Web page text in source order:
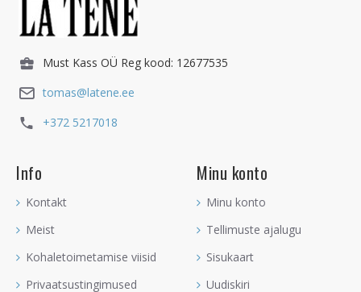
Must Kass OÜ Reg kood: 12677535
tomas@latene.ee
+372 5217018
Info
Kontakt
Meist
Kohaletoimetamise viisid
Privaatsustingimused
Minu konto
Minu konto
Tellimuste ajalugu
Sisukaart
Uudiskiri